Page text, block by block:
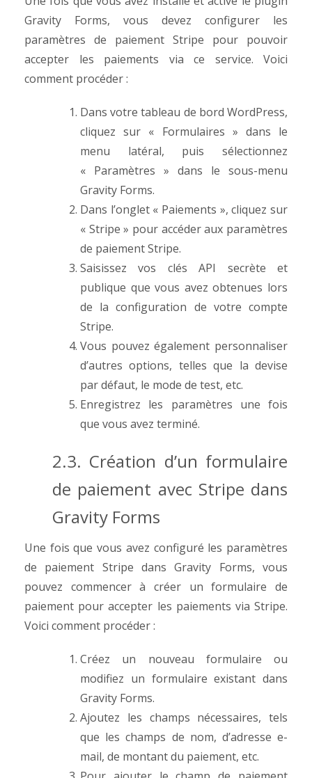
Gravity Forms, vous devez configurer les
paramètres de paiement Stripe pour pouvoir
accepter les paiements via ce service. Voici
comment procéder :
Dans votre tableau de bord WordPress,
cliquez sur « Formulaires » dans le
menu latéral, puis sélectionnez
« Paramètres » dans le sous-menu
Gravity Forms.
Dans l’onglet « Paiements », cliquez sur
« Stripe » pour accéder aux paramètres
de paiement Stripe.
Saisissez vos clés API secrète et
publique que vous avez obtenues lors
de la configuration de votre compte
Stripe.
Vous pouvez également personnaliser
d’autres options, telles que la devise
par défaut, le mode de test, etc.
Enregistrez les paramètres une fois
que vous avez terminé.
2.3. Création d’un formulaire
de paiement avec Stripe dans
Gravity Forms
Une fois que vous avez configuré les paramètres
de paiement Stripe dans Gravity Forms, vous
pouvez commencer à créer un formulaire de
paiement pour accepter les paiements via Stripe.
Voici comment procéder :
Créez un nouveau formulaire ou
modifiez un formulaire existant dans
Gravity Forms.
Ajoutez les champs nécessaires, tels
que les champs de nom, d’adresse e-
mail, de montant du paiement, etc.